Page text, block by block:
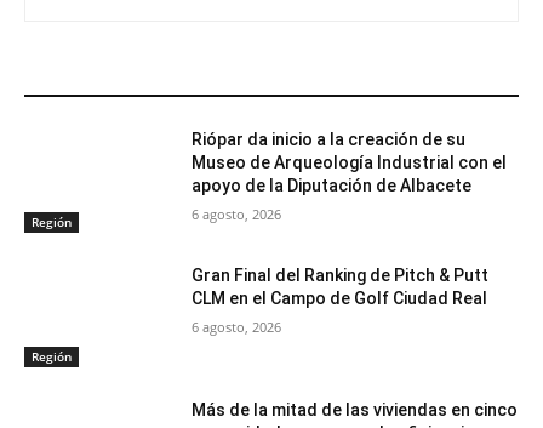
Región
Riópar da inicio a la creación de su
Museo de Arqueología Industrial con el
apoyo de la Diputación de Albacete
6 agosto, 2026
Región
Gran Final del Ranking de Pitch & Putt
CLM en el Campo de Golf Ciudad Real
6 agosto, 2026
Más de la mitad de las viviendas en cinco